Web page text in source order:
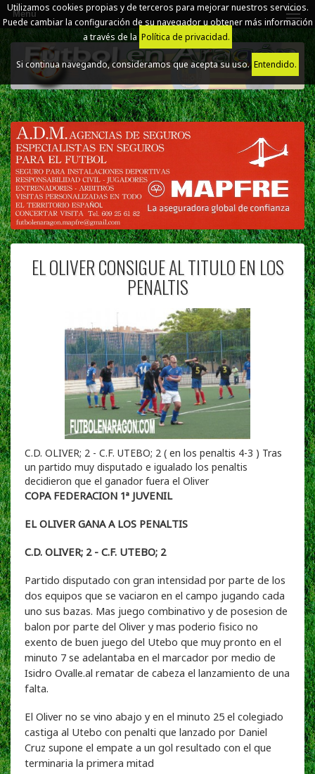
Utilizamos cookies propias y de terceros para mejorar nuestros servicios.
Puede cambiar la configuración de su navegador u obtener más información
a través de la Política de privacidad.
Si continua navegando, consideramos que acepta su uso.Entendido.
Menú
EL OLIVER CONSIGUE AL TITULO EN LOS
PENALTIS
C.D. OLIVER; 2 - C.F. UTEBO; 2 ( en los penaltis 4-3 ) Tras
un partido muy disputado e igualado los penaltis
decidieron que el ganador fuera el Oliver
COPA FEDERACION 1ª JUVENIL
EL OLIVER GANA A LOS PENALTIS
C.D. OLIVER; 2 - C.F. UTEBO; 2
Partido disputado con gran intensidad por parte de los
dos equipos que se vaciaron en el campo jugando cada
uno sus bazas. Mas juego combinativo y de posesion de
balon por parte del Oliver y mas poderio fisico no
exento de buen juego del Utebo que muy pronto en el
minuto 7 se adelantaba en el marcador por medio de
Isidro Ovalle.al rematar de cabeza el lanzamiento de una
falta.
El Oliver no se vino abajo y en el minuto 25 el colegiado
castiga al Utebo con penalti que lanzado por Daniel
Cruz supone el empate a un gol resultado con el que
terminaria la primera mitad